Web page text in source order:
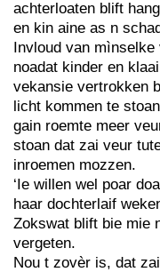
achterloaten blift
en kin aine as n
Invloud van
noadat kinder en
vekansie vertrokken
licht kommen te
gain roemte meer
stoan dat zai veur
inroemen mozzen.
‘Ie willen wel poar
haar dochterlaif
Zokswat blift bie mie
vergeten.
Nou t zovèr is, dat